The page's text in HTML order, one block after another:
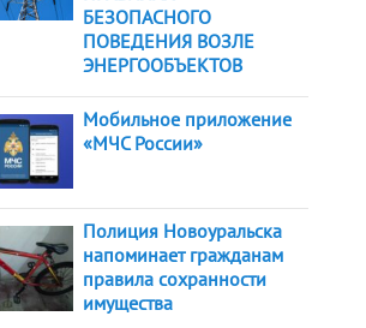
БЕЗОПАСНОГО
ПОВЕДЕНИЯ ВОЗЛЕ
ЭНЕРГООБЪЕКТОВ
Мобильное приложение
«МЧС России»
Полиция Новоуральска
напоминает гражданам
правила сохранности
имущества